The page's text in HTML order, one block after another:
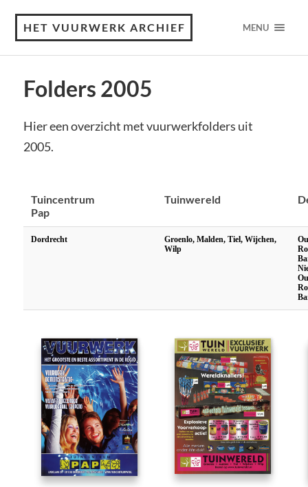
HET VUURWERK ARCHIEF MENU
Folders 2005
Hier een overzicht met vuurwerkfolders uit
2005.
Tuincentrum
Pap
Tuinwereld
Dordrecht
Groenlo, Malden, Tiel, Wijchen,
Wilp